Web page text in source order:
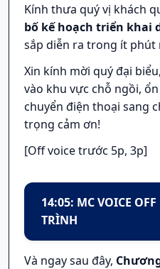
Kính thưa quý vị khách
bố kế hoạch triển khai
sắp diễn ra trong ít phút
Xin kính mời quý đại
vào khu vực chỗ ngồi,
chuyển điện thoại sang
trọng cảm ơn!
[Off voice trước 5p, 3p]
14:05: MC VOICE
TRÌNH
Và ngay sau đây,